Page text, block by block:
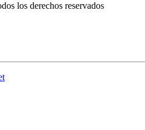
los derechos reservados